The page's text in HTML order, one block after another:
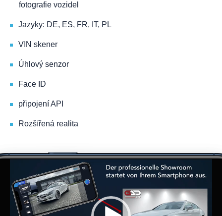
fotografie vozidel
Jazyky: DE, ES, FR, IT, PL
VIN skener
Úhlový senzor
Face ID
připojení API
Rozšířená realita
přehrávač